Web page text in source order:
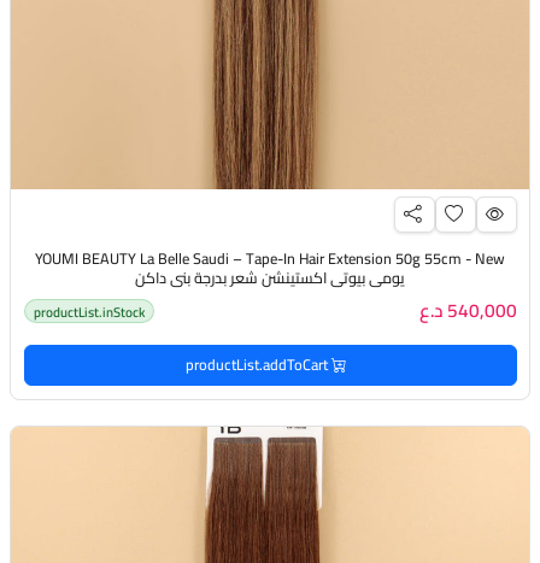
YOUMI BEAUTY La Belle Saudi – Tape-In Hair Extension 50g 55cm - New
يومي بيوتي اكستينشن شعر بدرجة بني داكن
540,000 د.ع productList.inStock
productList.addToCart